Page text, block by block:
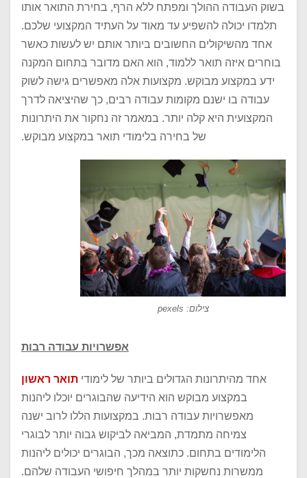
בשוק העבודה ההולך ומפתח ללא הרף, בחירת התואר אותו
תלמדו יכולה להשפיע עד מאוד על העתיד המקצועי שלכם.
אחד מהשיקולים החשובים ביותר אותם יש לעשות כאשר
בוחרים איזה תואר ללמוד, הוא האם מדובר בתחום המקנה
ידע במקצוע מבוקש. מקצועות אלה מאפשרים גישה לשוק
עבודה בו ישנם מקומות עבודה רבים, כך שהיציאה לדרך
המקצועית היא קלה יותר. במאמר זה נחקור את היתרונות
של בחירה בלימודי תואר במקצוע מבוקש.
צילום: pexels
אפשרויות עבודה רבות
אחד מהיתרונות הגדולים ביותר של לימודי תואר ראשון
במקצוע מבוקש הוא הידיעה שהבוגרים יוכלו ליהנות
מאפשרויות עבודה רבות. במקצועות הללו לרוב ישנה
צמיחה מתמדת, המביאה לביקוש גבוה יותר לבוגרי
הלימודים בתחום. כתוצאה מכך, הבוגרים יכולים ליהנות
ממשרות נחשקות יותר במהלך חיפושי העבודה שלהם.